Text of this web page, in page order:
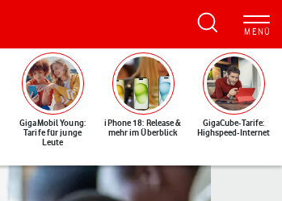
GigaMobil Young:
Tarife für junge
Leute
iPhone 18: Release &
mehr im Überblick
GigaCube-Tarife:
Highspeed-Internet